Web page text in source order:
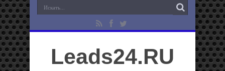
Leads24.RU